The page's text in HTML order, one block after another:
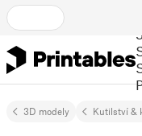
3D modely Kutilství &